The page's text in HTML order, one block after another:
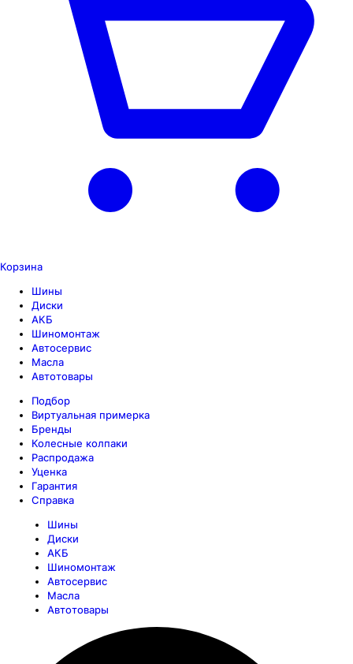
Корзина
Шины
Диски
АКБ
Шиномонтаж
Автосервис
Масла
Автотовары
Подбор
Виртуальная примерка
Бренды
Колесные колпаки
Распродажа
Уценка
Гарантия
Справка
Шины
Диски
АКБ
Шиномонтаж
Автосервис
Масла
Автотовары